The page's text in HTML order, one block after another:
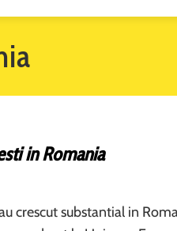
in Romania
crescut substantial in